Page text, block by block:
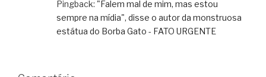
Pingback: "Falem mal de mim, mas estou
sempre na mídia", disse o autor da monstruosa
estátua do Borba Gato - FATO URGENTE